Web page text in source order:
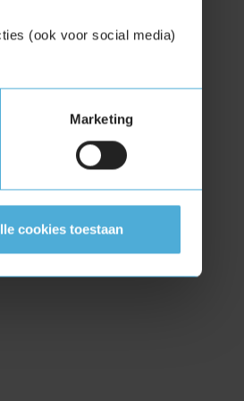
(ook voor social media)
Marketing
cookies toestaan